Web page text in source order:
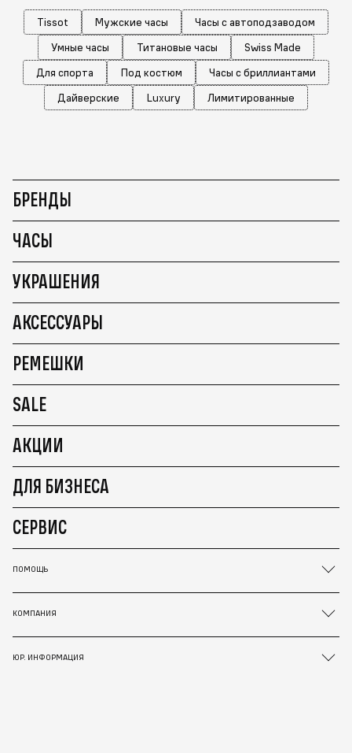
Tissot Мужские часы
Часы с автоподзаводом
Умные часы
Титановые часы
Swiss Made
Для спорта
Под костюм
Часы с бриллиантами
Дайверские
Luxury Лимитированные
БРЕНДЫ
ЧАСЫ
УКРАШЕНИЯ
АКСЕССУАРЫ
РЕМЕШКИ
SALE
АКЦИИ
ДЛЯ БИЗНЕСА
СЕРВИС
ПОМОЩЬ
КОМПАНИЯ
ЮР. ИНФОРМАЦИЯ